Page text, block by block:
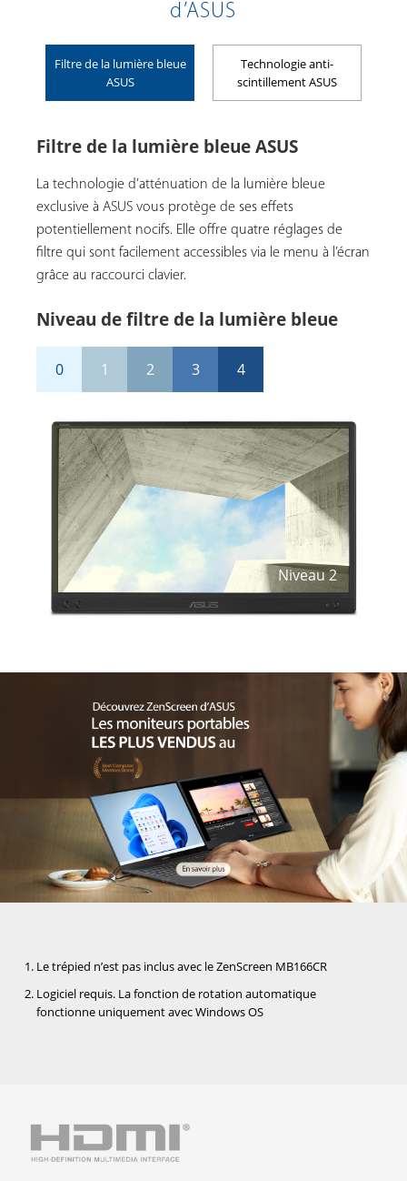
d’ASUS
Filtre de la lumière bleue
ASUS
Technologie anti-
scintillement ASUS
Filtre de la lumière bleue ASUS
La technologie d’atténuation de la lumière bleue
exclusive à ASUS vous protège de ses effets
potentiellement nocifs. Elle offre quatre réglages de
filtre qui sont facilement accessibles via le menu à l’écran
grâce au raccourci clavier.
Niveau de filtre de la lumière bleue
0 1 2 3 4
Niveau2
Le trépied n’est pas inclus avec le ZenScreen MB166CR
Logiciel requis. La fonction de rotation automatique
fonctionne uniquement avec Windows OS